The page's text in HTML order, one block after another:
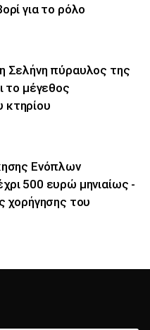
για το ρόλο
Σελήνη πύραυλος της
το μέγεθος
Ενόπλων
500 ευρώ μηνιαίως -
χορήγησης του